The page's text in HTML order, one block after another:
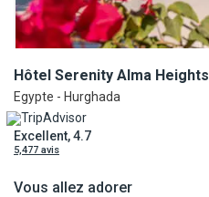
Hôtel Serenity Alma Heights
Egypte - Hurghada
Excellent, 4.7
5,477 avis
Vous allez adorer